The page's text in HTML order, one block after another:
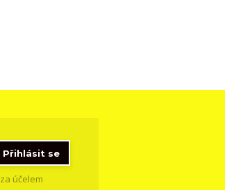
Přihlásit se
za účelem